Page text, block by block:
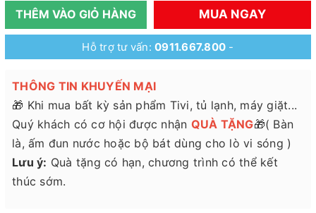
THÊM VÀO GIỎ HÀNG MUA NGAY
Hỗ trợ tư vấn:0911.667.800 -
THÔNG TIN KHUYẾN MẠI
🎁 Khi mua bất kỳ sản phẩm Tivi, tủ lạnh, máy giặt...
Quý khách có cơ hội được nhận QUÀ TẶNG🎁( Bàn
là, ấm đun nước hoặc bộ bát dùng cho lò vi sóng )
Lưu ý: Quà tặng có hạn, chương trình có thể kết
thúc sớm.